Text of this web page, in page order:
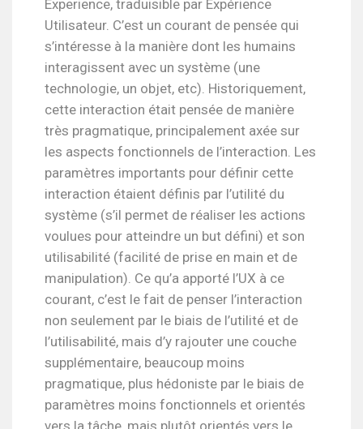
Experience, traduisible par Expérience
Utilisateur. C’est un courant de pensée qui
s’intéresse à la manière dont les humains
interagissent avec un système (une
technologie, un objet, etc). Historiquement,
cette interaction était pensée de manière
très pragmatique, principalement axée sur
les aspects fonctionnels de l’interaction. Les
paramètres importants pour définir cette
interaction étaient définis par l’utilité du
système (s’il permet de réaliser les actions
voulues pour atteindre un but défini) et son
utilisabilité (facilité de prise en main et de
manipulation). Ce qu’a apporté l’UX à ce
courant, c’est le fait de penser l’interaction
non seulement par le biais de l’utilité et de
l’utilisabilité, mais d’y rajouter une couche
supplémentaire, beaucoup moins
pragmatique, plus hédoniste par le biais de
paramètres moins fonctionnels et orientés
vers la tâche, mais plutôt orientés vers le